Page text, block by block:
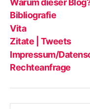
Bibliografie
Vita
Zitate | Tweets
Impressum/
Rechteanfrage